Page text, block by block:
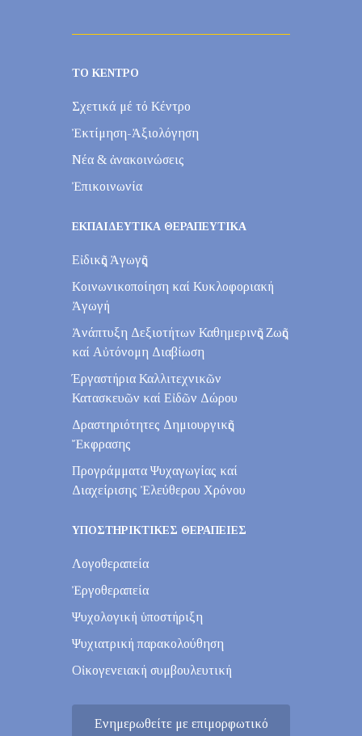
ΤΟ ΚΕΝΤΡΟ
Σχετικά μέ τό Κέντρο
Ἐκτίμηση-Ἀξιολόγηση
Νέα & ἀνακοινώσεις
Ἐπικοινωνία
ΕΚΠΑΙΔΕΥΤΙΚΑ ΘΕΡΑΠΕΥΤΙΚΑ
Εἰδικῆς Ἀγωγῆς
Κοινωνικοποίηση καί Κυκλοφοριακή
Ἀγωγή
Ἀνάπτυξη Δεξιοτήτων Καθημερινῆς Ζωῆς
καί Αὐτόνομη Διαβίωση
Έργαστήρια Καλλιτεχνικῶν
Κατασκευῶν καί Εἰδῶν Δώρου
Δραστηριότητες Δημιουργικῆς
Ἔκφρασης
Προγράμματα Ψυχαγωγίας καί
Διαχείρισης Ἐλεύθερου Χρόνου
ΥΠΟΣΤΗΡΙΚΤΙΚΕΣ ΘΕΡΑΠΕΙΕΣ
Λογοθεραπεία
Ἐργοθεραπεία
Ψυχολογική ὑποστήριξη
Ψυχιατρική παρακολούθηση
Οἰκογενειακή συμβουλευτική
Ενημερωθείτε με επιμορφωτικό